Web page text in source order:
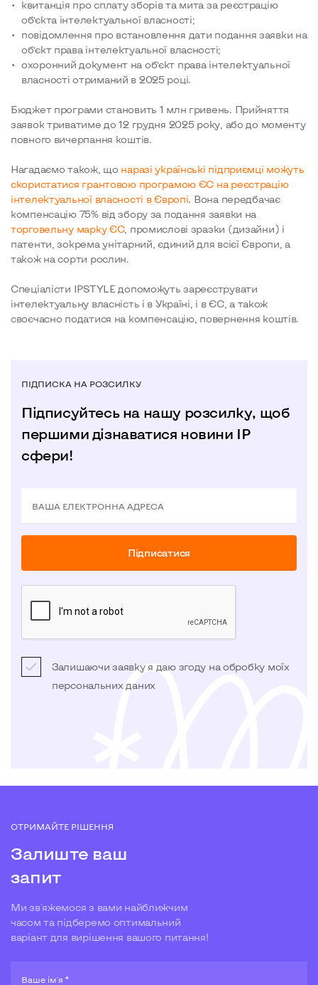
квитанція про сплату зборів та мита за реєстрацію
об’єкта інтелектуальної власності;
повідомлення про встановлення дати подання заявки на
об’єкт права інтелектуальної власності;
охоронний документ на об’єкт права інтелектуальної
власності отриманий в 2025 році.
Бюджет програми становить 1 млн гривень. Прийняття
заявок триватиме до 12 грудня 2025 року, або до моменту
повного вичерпання коштів.
Нагадаємо також, що наразі українські підприємці можуть
скористатися грантовою програмою ЄС на реєстрацію
інтелектуальної власності в Європі. Вона передбачає
компенсацію 75% від збору за подання заявки на
торговельну марку ЄС, промислові зразки (дизайни) і
патенти, зокрема унітарний, єдиний для всієї Європи, а
також на сорти рослин.
Спеціалісти IPSTYLE допоможуть зареєструвати
інтелектуальну власність і в Україні, і в ЄС, а також
своєчасно податися на компенсацію, повернення коштів.
ПІДПИСКА НА РОЗСИЛКУ
Підписуйтесь на нашу розсилку, щоб
першими дізнаватися новини IP
сфери!
ВАША ЕЛЕКТРОННА АДРЕСА
Пiдписатися
Залишаючи заявку я даю згоду на обробку моїх
персональних даних
ОТРИМАЙТЕ РІШЕННЯ
Залиште ваш
запит
Ми зв'яжемося з вами найближчим
часом та підберемо оптимальний
варіант для вирішення вашого питання!
Ваше ім'я *